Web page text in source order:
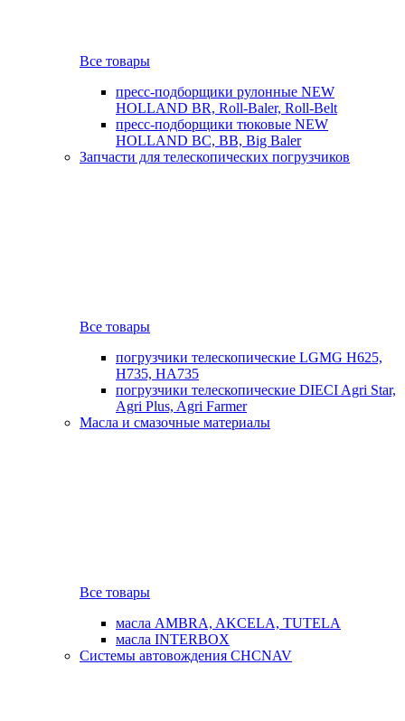
Все товары
пресс-подборщики рулонные NEW
HOLLAND BR, Roll-Baler, Roll-Belt
пресс-подборщики тюковые NEW
HOLLAND BC, BB, Big Baler
Запчасти для телескопических погрузчиков
Все товары
погрузчики телескопические LGMG H625,
H735, HA735
погрузчики телескопические DIECI Agri Star,
Agri Plus, Agri Farmer
Масла и смазочные материалы
Все товары
масла AMBRA, AKCELA, TUTELA
масла INTERBOX
Системы автовождения CHCNAV